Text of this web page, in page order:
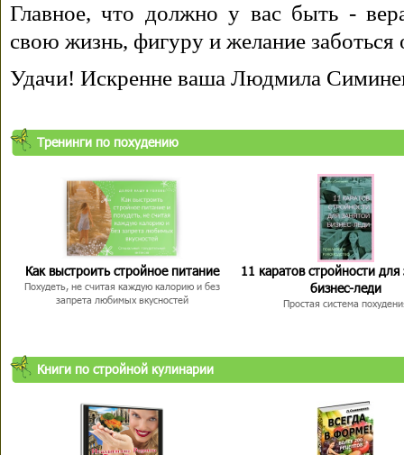
Главное, что должно у вас быть -
свою жизнь, фигуру и желание заботься
Удачи! Искренне ваша Людмила
Тренинги по похудению
Как выстроить стройное питание
Похудеть, не считая каждую калорию и без
запрета любимых вкусностей
11 каратов стройности для
бизнес-леди
Простая система
Книги по стройной кулинарии